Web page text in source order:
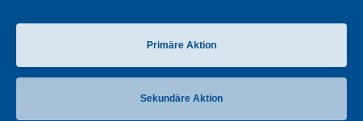
Primäre Aktion
Sekundäre Aktion